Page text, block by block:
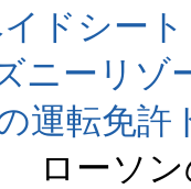
ドシー
ニーリゾ
運転免
ローソ